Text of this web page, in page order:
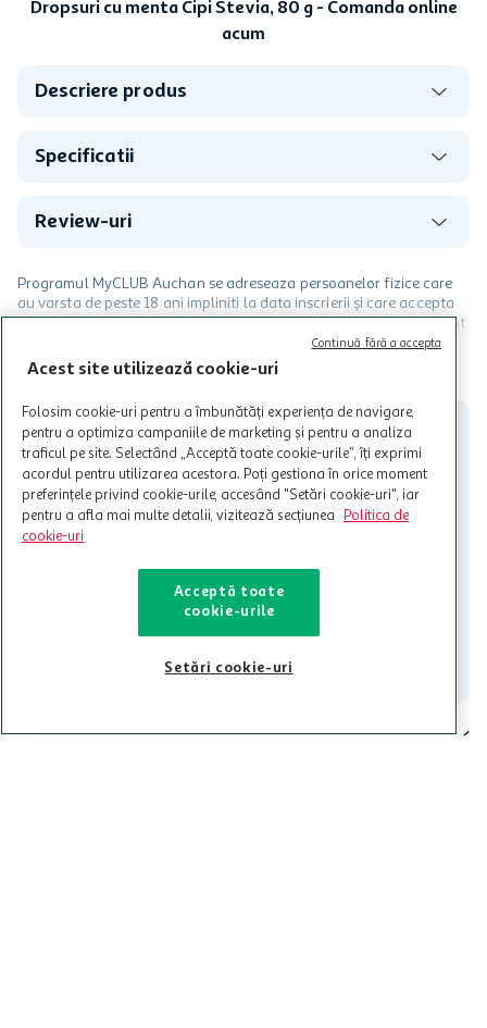
Dropsuri cu menta Cipi Stevia, 80 g - Comanda online
acum
Descriere produs
Specificatii
Review-uri
Programul MyCLUB Auchan se adreseaza persoanelor fizice care
au varsta de peste 18 ani impliniti la data inscrierii și care accepta
Termenele și Condițiile Programului. Ofertele MyCLUB Auchan sunt
valabile in limita stocurilor disponibile. Beneficiile se acorda in
limita a 12 unitati / card client o singura data in perioada promotiei.
nu poate fi utilizat in legatura cu alti comercianți sau pentru alte
activitati in afara celor mentionate in Termene si Conditii. Auchan
nu raspunde pentru imposibilitatea utilizarii Cardului in perioada in
care aceste este suspendat sau in perioada in care sunt efectuate
intretineri sau reparatii tehnice la sistemul de utilizarea al Cardului.
CITESTE MAI MULT
Iti stam mereu la dispozitie.
021-9141 contact@auchan.ro
Pentru tine
Acest site utilizează cookie-uri
Folosim cookie-uri pentru a îmbunătăți experiența de navigare,
pentru a optimiza campaniile de marketing și pentru a analiza
traficul pe site. Selectând „Acceptă toate cookie-urile”, îți exprimi
acordul pentru utilizarea acestora. Poți gestiona în orice moment
preferințele privind cookie-urile, accesând "Setări cookie-uri", iar
pentru a afla mai multe detalii, vizitează secțiunea
Politica de
cookie-uri
Acceptă toate
cookie-urile
Setări cookie-uri
Continuă fără a accepta